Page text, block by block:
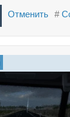
Отменить #